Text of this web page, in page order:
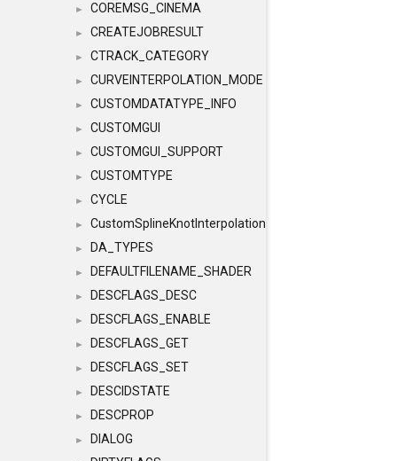
► COREMSG_CINEMA
► CREATEJOBRESULT
► CTRACK_CATEGORY
► CURVEINTERPOLATION_MODE
► CUSTOMDATATYPE_INFO
► CUSTOMGUI
► CUSTOMGUI_SUPPORT
► CUSTOMTYPE
► CYCLE
► CustomSplineKnotInterpolation
► DA_TYPES
► DEFAULTFILENAME_SHADER
► DESCFLAGS_DESC
► DESCFLAGS_ENABLE
► DESCFLAGS_GET
► DESCFLAGS_SET
► DESCIDSTATE
► DESCPROP
► DIALOG